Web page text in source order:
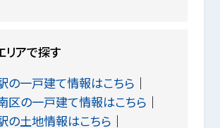
リアで探す
の一戸建て情報はこちら
区の一戸建て情報はこちら
の土地情報はこちら